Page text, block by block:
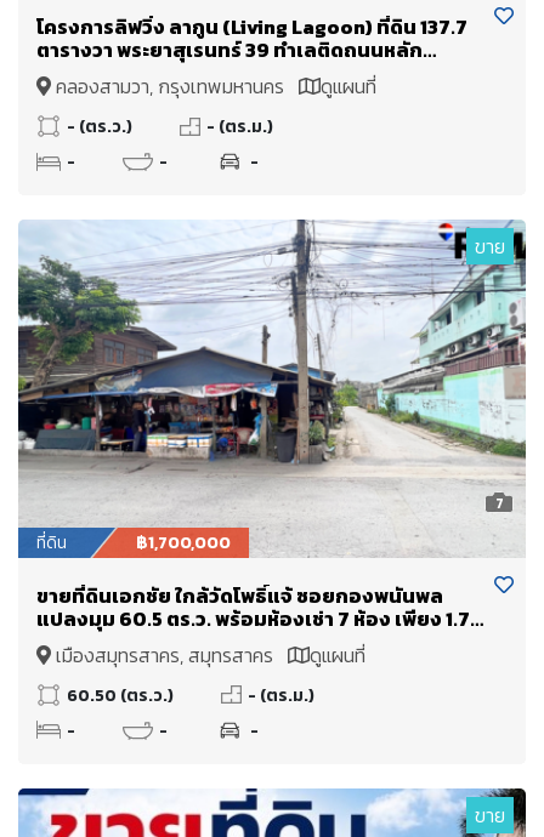
โครงการลิฟวิ่ง ลากูน (Living Lagoon) ที่ดิน 137.7
ตารางวา พระยาสุเรนทร์ 39 ทำเลติดถนนหลัก
โครงการ กว้าง~12 เมตร ติดคลับเฮ้าส์ ใกล้สวนฯ
โครงการ
คลองสามวา, กรุงเทพมหานคร ดูแผนที่
- (ตร.ว.)
- (ตร.ม.)
-
- -
7
ขาย
ที่ดิน ฿1,700,000
ขายที่ดินเอกชัย ใกล้วัดโพธิ์แจ้ ซอยกองพนันพล
แปลงมุม 60.5 ตร.ว. พร้อมห้องเช่า 7 ห้อง เพียง 1.7
ล้านบาท
เมืองสมุทรสาคร, สมุทรสาคร ดูแผนที่
60.50 (ตร.ว.)
- (ตร.ม.)
-
- -
ขาย